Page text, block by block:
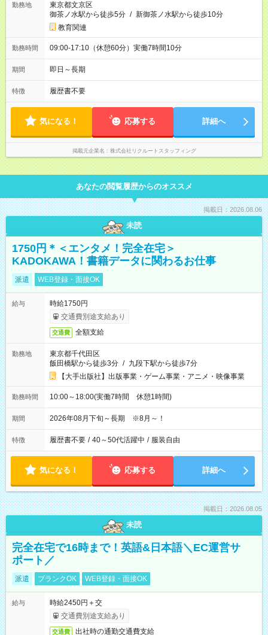
勤務地
東京都文京区
御茶ノ水駅から徒歩5分 / 新御茶ノ水駅から徒歩10分
教育関連
勤務時間 09:00-17:10（休憩60分）実働7時間10分
期間 即日～長期
特徴 履歴書不要
気になる！ 応募する 詳細へ
掲載元企業名 株式会社リクルートスタッフィング
あなたの閲覧履歴からのオススメ
掲載日：2026.08.06
未読
1750円＊＜エンタメ！完全在宅＞
KADOKAWA！書籍データに関わるお仕事
派遣 WEB登録・面接OK
給与
時給1750円
交通費別途支給あり
交通費 全額支給
勤務地
東京都千代田区
飯田橋駅から徒歩3分 / 九段下駅から徒歩7分
【大手出版社】出版事業・ゲーム事業・アニメ・映像事業
勤務時間 10:00～18:00(実働7時間 休憩1時間)
期間 2026年08月下旬～長期 ※8月～！
特徴 履歴書不要 / 40～50代活躍中 / 服装自由
気になる！ 応募する 詳細へ
掲載日：2026.08.05
未読
完全在宅で16時まで！英語&日本語＼EC運営サ
ポート／
派遣 ブランクOK WEB登録・面接OK
給与
時給2450円＋交
交通費別途支給あり
交通費 出社時の通勤交通費支給